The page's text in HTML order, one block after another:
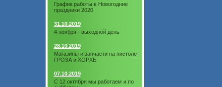
График работы в Новогодние
праздники 2020
31.10.2019
4 ноября - выходной день
28.10.2019
Магазины и запчасти на пистолет
ГРОЗА и ХОРХЕ
07.10.2019
С 12 октября мы работаем и по